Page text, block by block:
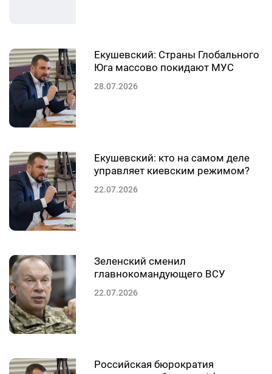
Екушевский: Страны Глобального
Юга массово покидают МУС
28.07.2026
Екушевский: кто на самом деле
управляет киевским режимом?
22.07.2026
Зеленский сменил
главнокомандующего ВСУ
22.07.2026
Российская бюрократия